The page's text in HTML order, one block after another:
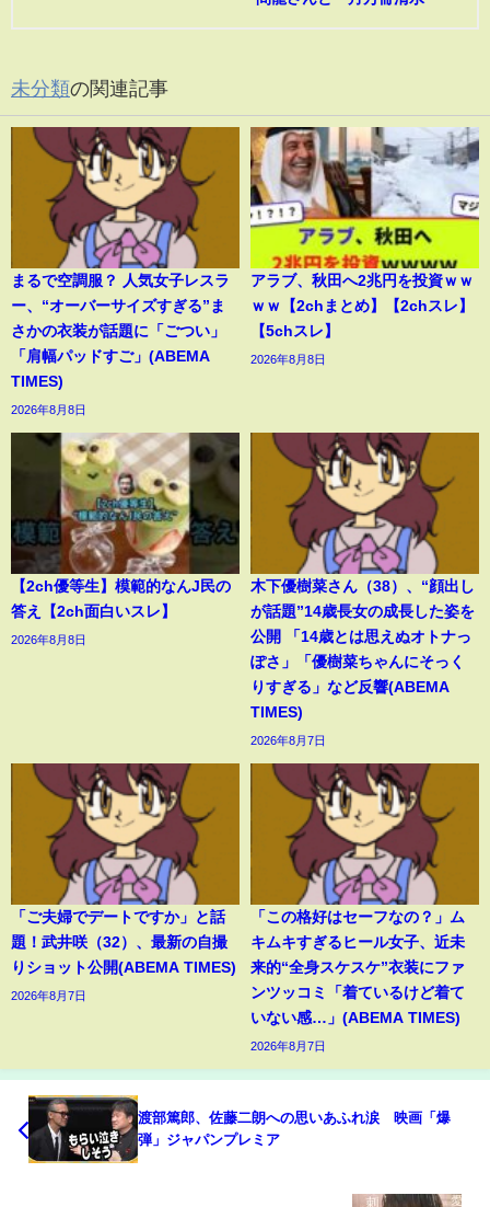
未分類の関連記事
まるで空調服？ 人気女子レスラ
ー、“オーバーサイズすぎる”ま
さかの衣装が話題に「ごつい」
「肩幅パッドすご」(ABEMA
TIMES)
2026年8月8日
アラブ、秋田へ2兆円を投資ｗｗ
ｗｗ【2chまとめ】【2chスレ】
【5chスレ】
2026年8月8日
【2ch優等生】模範的なんJ民の
答え【2ch面白いスレ】
2026年8月8日
木下優樹菜さん（38）、“顔出し
が話題”14歳長女の成長した姿を
公開 「14歳とは思えぬオトナっ
ぽさ」「優樹菜ちゃんにそっく
りすぎる」など反響(ABEMA
TIMES)
2026年8月7日
「ご夫婦でデートですか」と話
題！武井咲（32）、最新の自撮
りショット公開(ABEMA TIMES)
2026年8月7日
「この格好はセーフなの？」ム
キムキすぎるヒール女子、近未
来的“全身スケスケ”衣装にファ
ンツッコミ「着ているけど着て
いない感…」(ABEMA TIMES)
2026年8月7日
渡部篤郎、佐藤二朗への思いあふれ涙 映画「爆
弾」ジャパンプレミア